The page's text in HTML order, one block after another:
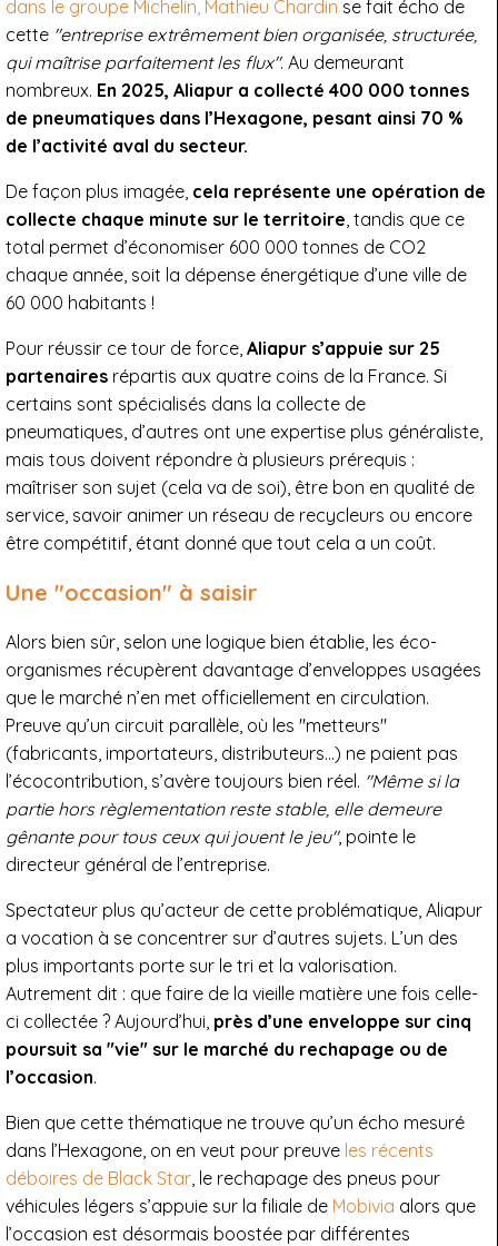
dans le groupe Michelin, Mathieu Chardin se fait écho de
cette "entreprise extrêmement bien organisée, structurée,
qui maîtrise parfaitement les flux". Au demeurant
nombreux. En 2025, Aliapur a collecté 400 000 tonnes
de pneumatiques dans l’Hexagone, pesant ainsi 70 %
de l’activité aval du secteur.
De façon plus imagée, cela représente une opération de
collecte chaque minute sur le territoire , tandis que ce
total permet d’économiser 600 000 tonnes de CO2
chaque année, soit la dépense énergétique d’une ville de
60 000 habitants !
Pour réussir ce tour de force, Aliapur s’appuie sur 25
partenaires répartis aux quatre coins de la France. Si
certains sont spécialisés dans la collecte de
pneumatiques, d’autres ont une expertise plus généraliste,
mais tous doivent répondre à plusieurs prérequis :
maîtriser son sujet (cela va de soi), être bon en qualité de
service, savoir animer un réseau de recycleurs ou encore
être compétitif, étant donné que tout cela a un coût.
Une "occasion" à saisir
Alors bien sûr, selon une logique bien établie, les éco-
organismes récupèrent davantage d’enveloppes usagées
que le marché n’en met officiellement en circulation.
Preuve qu’un circuit parallèle, où les "metteurs"
(fabricants, importateurs, distributeurs…) ne paient pas
l’écocontribution, s’avère toujours bien réel. "Même si la
partie hors règlementation reste stable, elle demeure
gênante pour tous ceux qui jouent le jeu", pointe le
directeur général de l’entreprise.
Spectateur plus qu’acteur de cette problématique, Aliapur
a vocation à se concentrer sur d’autres sujets. L’un des
plus importants porte sur le tri et la valorisation.
Autrement dit : que faire de la vieille matière une fois celle-
ci collectée ? Aujourd’hui, près d’une enveloppe sur cinq
poursuit sa "vie" sur le marché du rechapage ou de
l’occasion.
Bien que cette thématique ne trouve qu’un écho mesuré
dans l’Hexagone, on en veut pour preuve les récents
déboires de Black Star , le rechapage des pneus pour
véhicules légers s’appuie sur la filiale de Mobivia alors que
l’occasion est désormais boostée par différentes